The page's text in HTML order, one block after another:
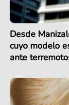
Desde
cuyo modelo
ante